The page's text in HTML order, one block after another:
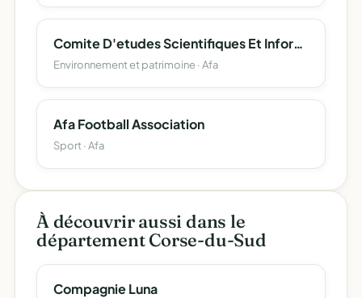
Comite D'etudes Scientifiques Et Informatiques De La Toponymie Corse (Cesit-Corsica)
Environnement et patrimoine · Afa
Afa Football Association
Sport · Afa
À découvrir aussi dans le
département Corse-du-Sud
Compagnie Luna